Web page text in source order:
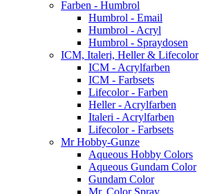
Farben - Humbrol
Humbrol - Email
Humbrol - Acryl
Humbrol - Spraydosen
ICM, Italeri, Heller & Lifecolor
ICM - Acrylfarben
ICM - Farbsets
Lifecolor - Farben
Heller - Acrylfarben
Italeri - Acrylfarben
Lifecolor - Farbsets
Mr Hobby-Gunze
Aqueous Hobby Colors
Aqueous Gundam Color
Gundam Color
Mr. Color Spray